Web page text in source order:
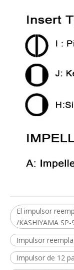
El impulsor
/KASHIYAMA
Impulsor
Impulsor de 12